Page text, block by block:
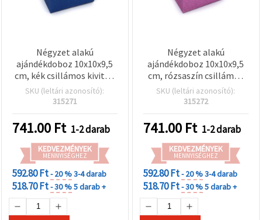
Négyzet alakú
ajándékdoboz 10x10x9,5
cm, kék csillámos kivitel,
szalagmasnival
SKU (leltári azonosító):
315271
741.00 Ft 1-2 darab
KEDVEZMÉNYEK
MENNYISÉGHEZ
592.80 Ft- 20 %3-4 darab
518.70 Ft- 30 %5 darab +
Négyzet alakú
ajándékdoboz 10x10x9,5
cm, rózsaszín csillámos
felületű, szalagmasnival
SKU (leltári azonosító):
315272
741.00 Ft 1-2 darab
KEDVEZMÉNYEK
MENNYISÉGHEZ
592.80 Ft- 20 %3-4 darab
518.70 Ft- 30 %5 darab +